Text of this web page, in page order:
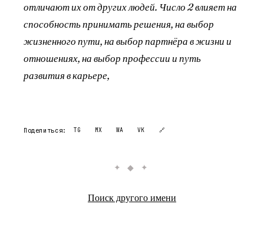
отличают их от других людей. Число 2 влияет на
способность принимать решения, на выбор
жизненного пути, на выбор партнёра в жизни и
отношениях, на выбор профессии и путь
развития в карьере,
Поделиться: TG MX WA VK 🔗
✦ ◆ ✦
Поиск другого имени